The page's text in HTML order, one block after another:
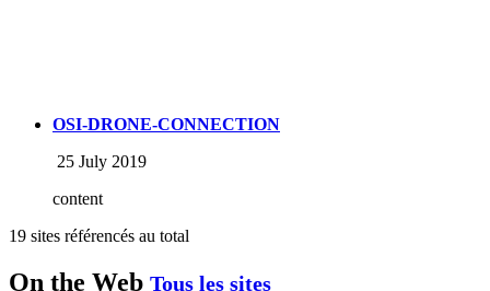
OSI-DRONE-CONNECTION
25 July 2019
content
19 sites référencés au total
On the Web Tous les sites